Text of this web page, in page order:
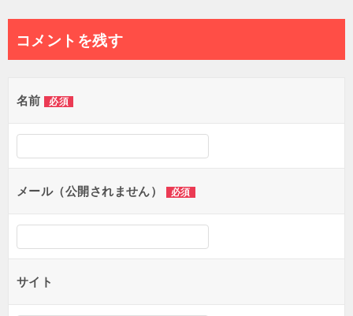
ナ
ビ
ゲ
コメントを残す
名前 必須
メール（公開されません） 必須
サイト